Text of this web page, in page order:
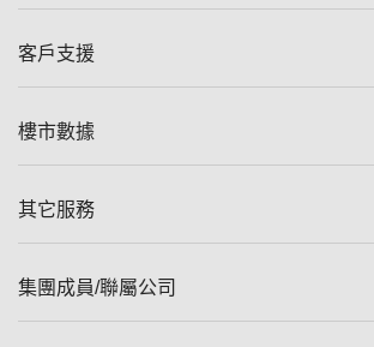
人才招募
一手新盤
減價
美聯豪宅
獨家樓盤
租盤
客戶支援
自助放盤
查詢熱線
按揭計算機
負擔能力計算機
樓市數據
樓價指數
歷史成交
其它服務
屋苑專頁
集團成員/聯屬公司